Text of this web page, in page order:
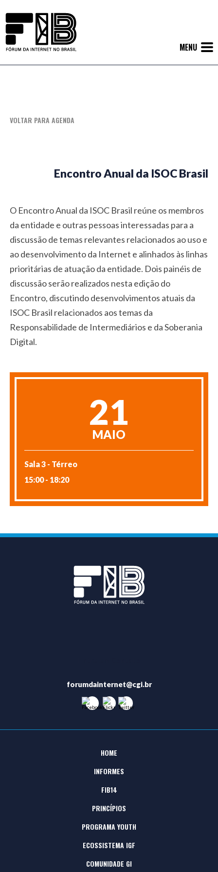
menu
site
MENU
VOLTAR PARA AGENDA
Encontro Anual da ISOC Brasil
O Encontro Anual da ISOC Brasil reúne os membros
da entidade e outras pessoas interessadas para a
discussão de temas relevantes relacionados ao uso e
ao desenvolvimento da Internet e alinhados às linhas
prioritárias de atuação da entidade. Dois painéis de
discussão serão realizados nesta edição do
Encontro, discutindo desenvolvimentos atuais da
ISOC Brasil relacionados aos temas da
Responsabilidade de Intermediários e da Soberania
Digital.
21
MAIO
Sala 3 - Térreo
15:00 - 18:20
forumdainternet@cgi.br
HOME
INFORMES
FIB14
PRINCÍPIOS
PROGRAMA YOUTH
ECOSSISTEMA IGF
COMUNIDADE GI